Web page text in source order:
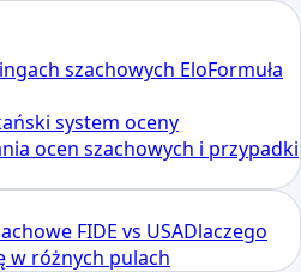
szachowych EloFormuła
system oceny
ocen szachowych i przypadki
FIDE vs USADlaczego
w różnych pulach